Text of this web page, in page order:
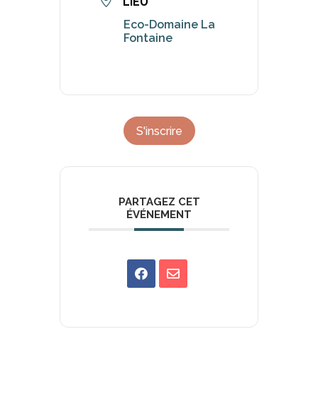
Eco-Domaine La
Fontaine
S'inscrire
PARTAGEZ CET
ÉVÉNEMENT